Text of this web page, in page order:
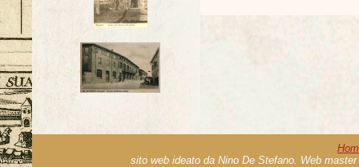
sito web ideato da Nino De Stefano. Web